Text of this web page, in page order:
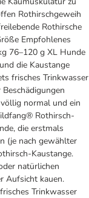
Rothirschgeweih
Rothirsche
Empfohlenes
76–120 g XL Hunde
die Kaustange
frisches Trinkwasser
normal und ein
Rothirsch-
die erstmals
(je nach gewählter
Kaustange.
natürlichen
Aufsicht kauen.
Trinkwasser